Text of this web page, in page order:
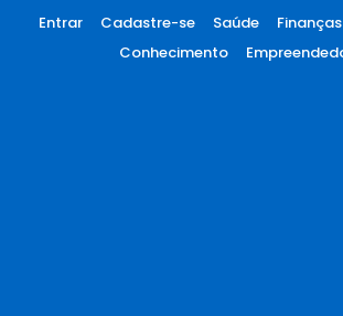
Entrar Cadastre-se Saúde Finanças
Conhecimento